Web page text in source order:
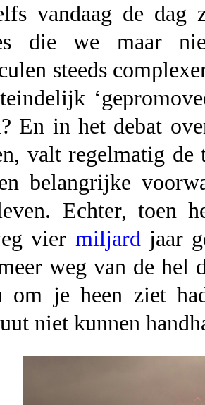
vandaag de
die we maar
steeds
En in het debat
valt regelmatig
belangrijke
Echter, toen
vier miljardjaar
weg van de hel
om je heen ziet
niet kunnen